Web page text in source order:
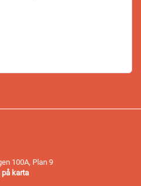
100A, Plan 9
på karta